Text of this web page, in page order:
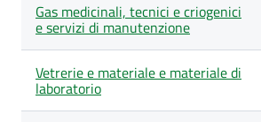
Gas medicinali, tecnici e criogenici
e servizi di manutenzione
Vetrerie e materiale e materiale di
laboratorio